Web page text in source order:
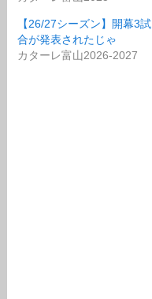
【26/27シーズン】開幕3試
合が発表されたじゃ
カターレ富山2026-2027